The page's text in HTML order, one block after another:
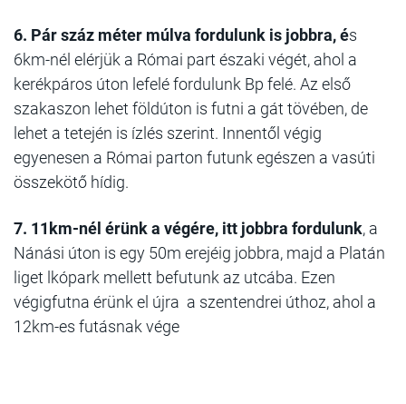
6. Pár száz méter múlva fordulunk is jobbra, és
6km-nél elérjük a Római part északi végét, ahol a
kerékpáros úton lefelé fordulunk Bp felé. Az első
szakaszon lehet földúton is futni a gát tövében, de
lehet a tetején is ízlés szerint. Innentől végig
egyenesen a Római parton futunk egészen a vasúti
összekötő hídig.
7. 11km-nél érünk a végére, itt jobbra fordulunk, a
Nánási úton is egy 50m erejéig jobbra, majd a Platán
liget lkópark mellett befutunk az utcába. Ezen
végigfutna érünk el újra a szentendrei úthoz, ahol a
12km-es futásnak vége